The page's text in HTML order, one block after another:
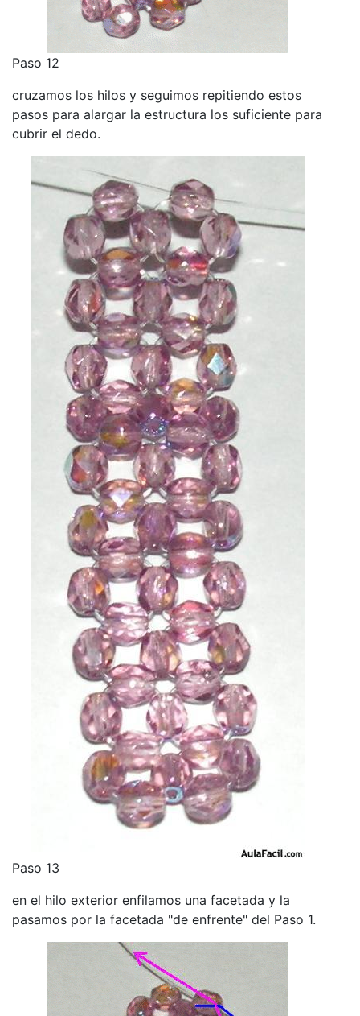
Paso 12
cruzamos los hilos y seguimos repitiendo estos
pasos para alargar la estructura los suficiente para
cubrir el dedo.
Paso 13
en el hilo exterior enfilamos una facetada y la
pasamos por la facetada "de enfrente" del Paso 1.